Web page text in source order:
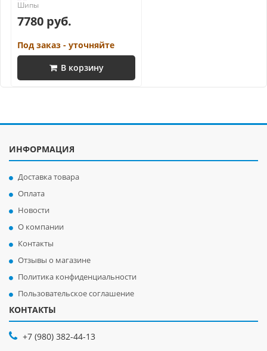
7780 руб.
Под заказ - уточняйте
В корзину
ИНФОРМАЦИЯ
Доставка товара
Оплата
Новости
О компании
Контакты
Отзывы о магазине
Политика конфиденциальности
Пользовательское соглашение
КОНТАКТЫ
+7 (980) 382-44-13